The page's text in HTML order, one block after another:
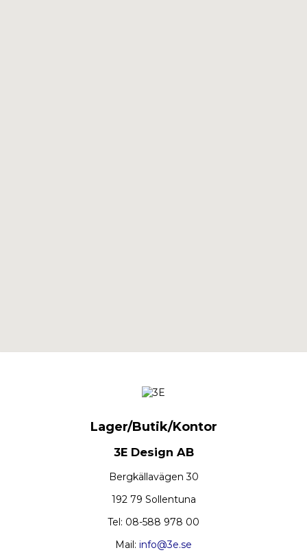
Lager/Butik/Kontor
3E Design AB
Bergkällavägen 30
192 79 Sollentuna
Tel: 08-588 978 00
Mail: info@3e.se